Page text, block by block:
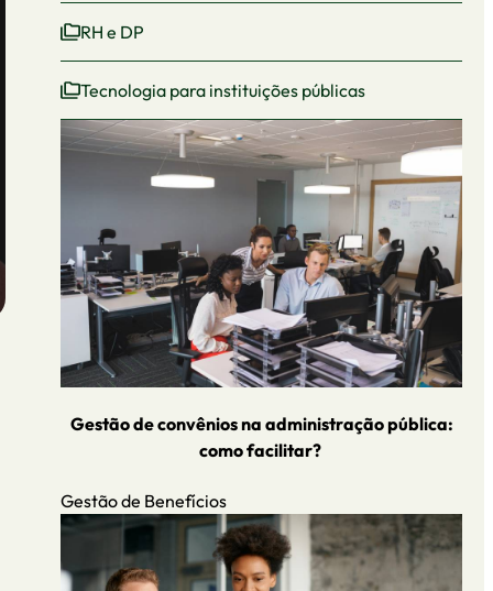
RH e DP
Tecnologia para instituições públicas
Gestão de convênios na administração pública:
como facilitar?
Gestão de Benefícios